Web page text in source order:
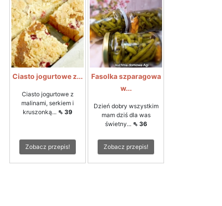
Ciasto jogurtowe z...
Ciasto jogurtowe z
malinami, serkiem i
kruszonką... ⇖ 39
Zobacz przepis!
Fasolka szparagowa
w...
Dzień dobry wszystkim
mam dziś dla was
świetny... ⇖ 36
Zobacz przepis!